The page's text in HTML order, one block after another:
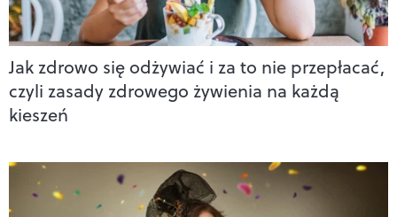
Jak zdrowo się odżywiać i za to nie przepłacać,
czyli zasady zdrowego żywienia na każdą
kieszeń